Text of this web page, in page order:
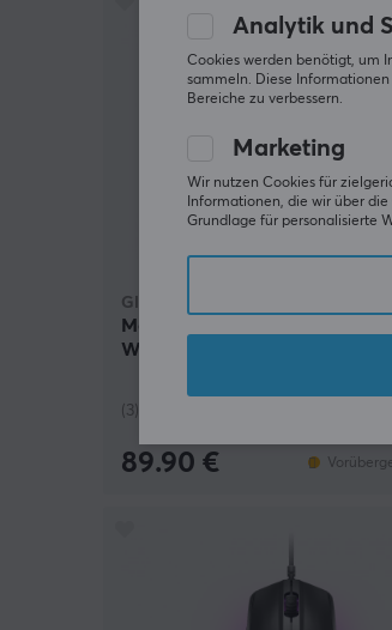
Glorious
Model D- Wireless Gaming-
Weiß
(3)
89.90 €
Analytik und
Cookies werden benötigt, um
sammeln. Diese
Bereiche zu verbessern.
Marketing
Wir nutzen Cookies für
Informationen, die wir über
Grundlage für personalisierte